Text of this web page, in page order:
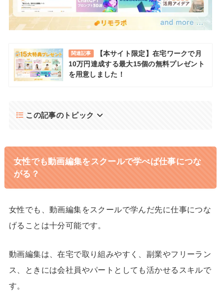
関連記事
【本サイト限定】在宅ワークで月
10万円達成する最大15個の無料プレゼント
を用意しました！
この記事のトピック
女性でも動画編集をスクールで学べば仕事につな
がる？
女性でも、動画編集をスクールで学んだ先に仕事につな
げることは十分可能です。
動画編集は、在宅で取り組みやすく、副業やフリーラン
ス、ときには会社員やパートとしても活かせるスキルで
す。